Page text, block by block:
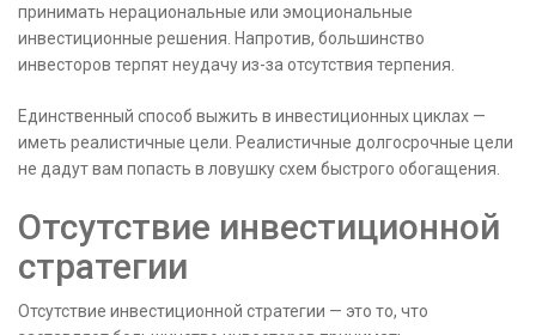
принимать нерациональные или эмоциональные
инвестиционные решения. Напротив, большинство
инвесторов терпят неудачу из-за отсутствия терпения.
Единственный способ выжить в инвестиционных циклах —
иметь реалистичные цели. Реалистичные долгосрочные цели
не дадут вам попасть в ловушку схем быстрого обогащения.
Отсутствие инвестиционной
стратегии
Отсутствие инвестиционной стратегии — это то, что